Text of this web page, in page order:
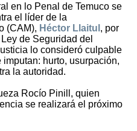
en lo Penal de Temuco se
el líder de la
(CAM), Héctor Llaitul , por
de Seguridad del
lo consideró culpable
hurto, usurpación,
la autoridad.
Rocío Pinill, quien
se realizará el próximo